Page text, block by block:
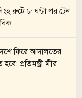
রুটে ৮ ঘণ্টা পর ট্রেন
ফিরে আদালতের
প্রতিমন্ত্রী মীর